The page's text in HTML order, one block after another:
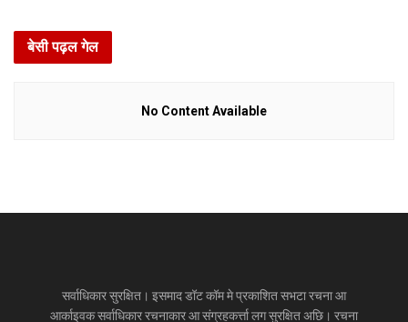
बेसी पढ़ल गेल
No Content Available
सर्वाधिकार सुरक्षित। इसमाद डॉट कॉम मे प्रकाशित सभटा रचना आ
आर्काइवक सर्वाधिकार रचनाकार आ संग्रहकर्त्ता लग सुरक्षित अछि। रचना